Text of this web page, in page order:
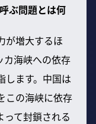
ぶ問題とは何
が増大するほ
カ海峡への依存
します。中国は
この海峡に依存
って封鎖される